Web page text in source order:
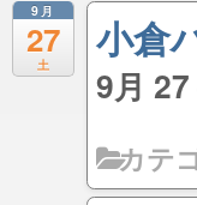
9月
27
土
小倉
9月
カテ